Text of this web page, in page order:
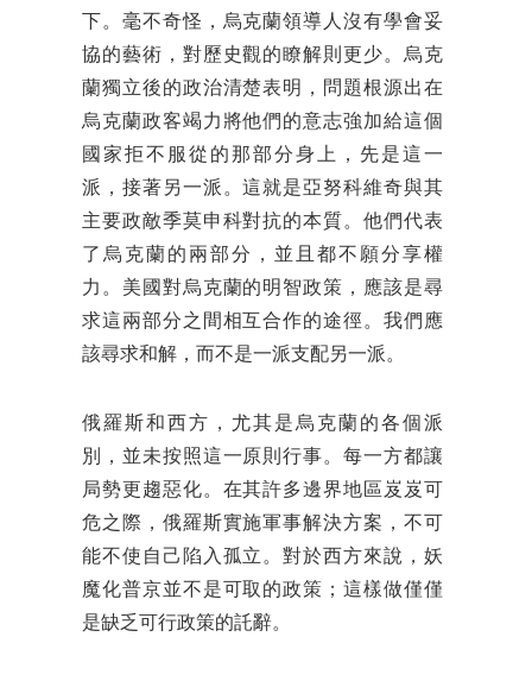
下。毫不奇怪，烏克蘭領導人沒有學會妥
協的藝術，對歷史觀的瞭解則更少。烏克
蘭獨立後的政治清楚表明，問題根源出在
烏克蘭政客竭力將他們的意志強加給這個
國家拒不服從的那部分身上，先是這一
派，接著另一派。這就是亞努科維奇與其
主要政敵季莫申科對抗的本質。他們代表
了烏克蘭的兩部分，並且都不願分享權
力。美國對烏克蘭的明智政策，應該是尋
求這兩部分之間相互合作的途徑。我們應
該尋求和解，而不是一派支配另一派。
俄羅斯和西方，尤其是烏克蘭的各個派
別，並未按照這一原則行事。每一方都讓
局勢更趨惡化。在其許多邊界地區岌岌可
危之際，俄羅斯實施軍事解決方案，不可
能不使自己陷入孤立。對於西方來說，妖
魔化普京並不是可取的政策；這樣做僅僅
是缺乏可行政策的託辭。